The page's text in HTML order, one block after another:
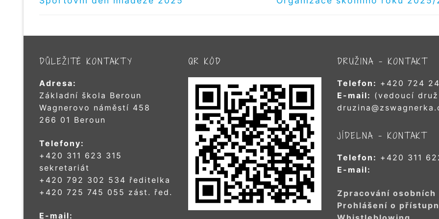
PRO
DŮLEŽITÉ KONTAKTY
Adresa:
Základní škola Beroun
Wagnerovo náměstí 458
266 01 Beroun
Telefony:
+420 311 623 315
sekretariát
+420 792 302 534 ředitelka
+420 725 745 055 zást. řed.
E-mail:
QR KÓD DRUŽINA – KONTAKT
Telefon: +420 724
E-mail: (vedoucí
JÍDELNA – KONTAKT
Telefon: +420 311
E-mail:
Zpracování osobních
Prohlášení o